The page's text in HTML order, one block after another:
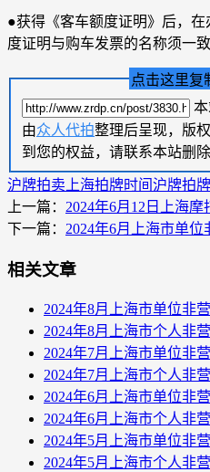
●获得《客车额度证明》后，
度证明与购车发票的名称须一致
点击这里复
由众人代拍整理后呈现，版
到您的权益，请联系本站删
沪牌拍卖 上海拍牌时间沪牌拍
上一篇： 2024年6月12日上海
下一篇： 2024年6月上海市单
相关文章
2024年8月上海市单位非
2024年8月上海市个人非
2024年7月上海市单位非
2024年7月上海市个人非
2024年6月上海市单位非
2024年6月上海市个人非
2024年5月上海市单位非
2024年5月上海市个人非